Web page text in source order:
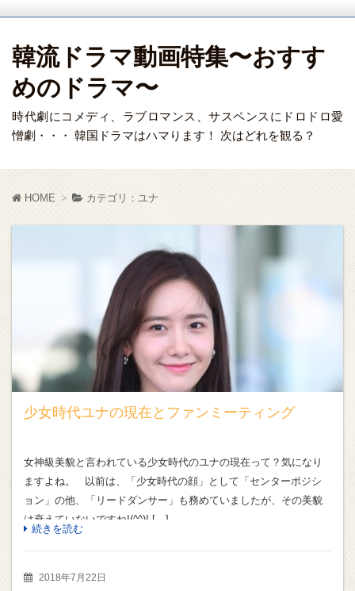
韓流ドラマ動画特集〜おすす
めのドラマ〜
時代劇にコメディ、ラブロマンス、サスペンスにドロドロ愛
憎劇・・・ 韓国ドラマはハマります！ 次はどれを観る？
HOME カテゴリ：ユナ
少女時代ユナの現在とファンミーティング
女神級美貌と言われている少女時代のユナの現在って？気になり
ますよね。 以前は、「少女時代の顔」として「センターポジシ
ョン」の他、「リードダンサー」も務めていましたが、その美貌
は衰えていないですね!(^^)! […]
続きを読む
2018年7月22日